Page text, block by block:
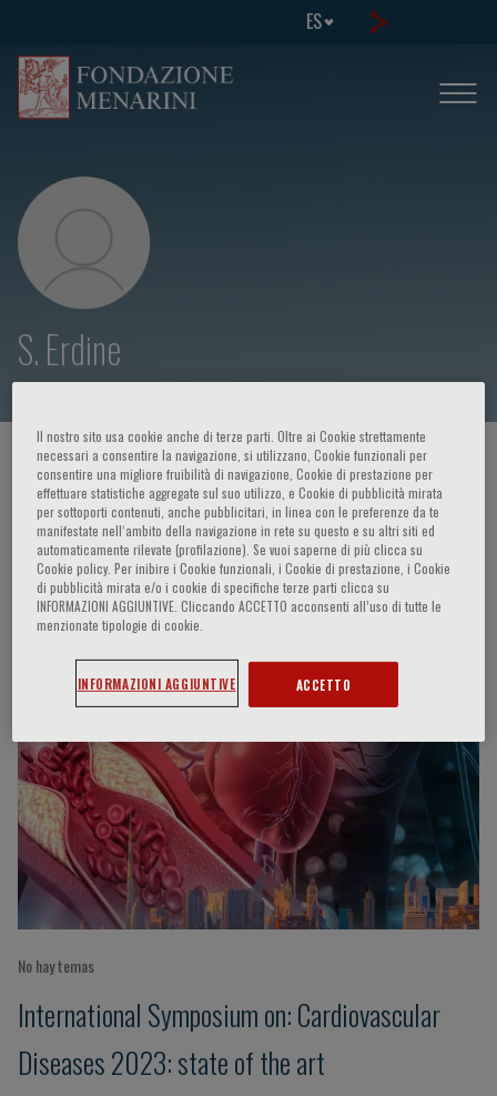
ES
S. Erdine
HOME PAGE / CURSOS Y EVENTOS / ORADOR
S. Erdine
Participaciones del ponente
No hay temas
International Symposium on: Cardiovascular
Diseases 2023: state of the art
Il nostro sito usa cookie anche di terze parti. Oltre ai Cookie strettamente
necessari a consentire la navigazione, si utilizzano, Cookie funzionali per
consentire una migliore fruibilità di navigazione, Cookie di prestazione per
effettuare statistiche aggregate sul suo utilizzo, e Cookie di pubblicità mirata
per sottoporti contenuti, anche pubblicitari, in linea con le preferenze da te
manifestate nell‘ambito della navigazione in rete su questo e su altri siti ed
automaticamente rilevate (profilazione). Se vuoi saperne di più clicca su
Cookie policy. Per inibire i Cookie funzionali, i Cookie di prestazione, i Cookie
di pubblicità mirata e/o i cookie di specifiche terze parti clicca su
INFORMAZIONI AGGIUNTIVE. Cliccando ACCETTO acconsenti all’uso di tutte le
menzionate tipologie di cookie.
INFORMAZIONI AGGIUNTIVE ACCETTO